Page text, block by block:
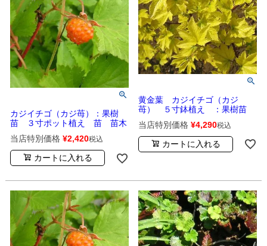
カジイチゴ（カジ苺）：果樹
苗 ３寸ポット植え 苗 苗木
当店特別価格 ¥2,420税込
カートに入れる
黄金葉 カジイチゴ（カジ
苺） ５寸鉢植え ：果樹苗
当店特別価格 ¥4,290税込
カートに入れる